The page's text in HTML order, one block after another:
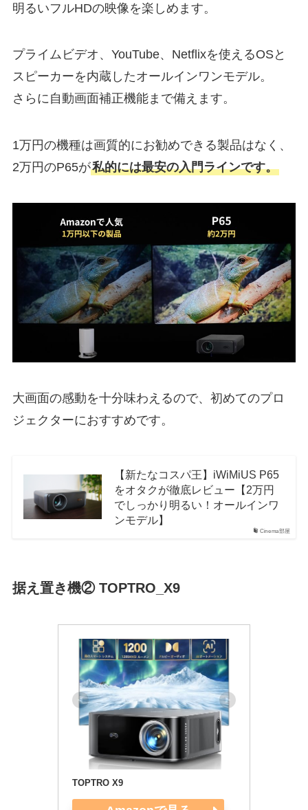
明るいフルHDの映像を楽しめます。
プライムビデオ、YouTube、Netflixを使えるOSと
スピーカーを内蔵したオールインワンモデル。
さらに自動画面補正機能まで備えます。
1万円の機種は画質的にお勧めできる製品はなく、
2万円のP65が私的には最安の入門ラインです。
大画面の感動を十分味わえるので、初めてのプロ
ジェクターにおすすめです。
Cinema部屋
【新たなコスパ王】iWiMiUS P65
をオタクが徹底レビュー【2万円
でしっかり明るい！オールインワ
ンモデル】
据え置き機② TOPTRO_X9
TOPTRO X9